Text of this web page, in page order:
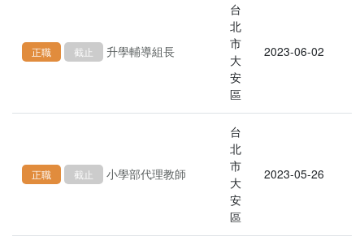
正職 截止 升學輔導組長
台
北
市
大
安
區
2023-06-02
正職 截止 小學部代理教師
台
北
市
大
安
區
2023-05-26